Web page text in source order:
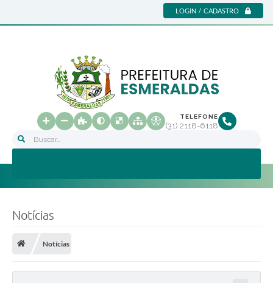
LOGIN / CADASTRO
Buscar...
TELEFONE
(31) 2118-6118
Notícias
Notícias